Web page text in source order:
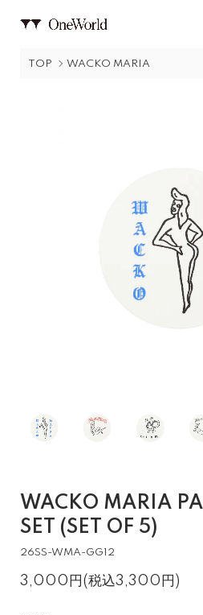
TOP WACKO MARIA
WACKO MARIA
SET (SET OF 5)
26SS-WMA-GG12
3,000円(税込3,300円)